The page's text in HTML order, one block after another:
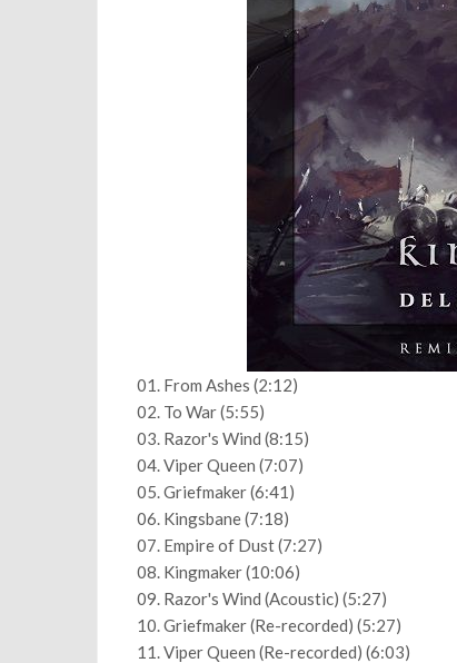
01. From Ashes (2:12)
02. To War (5:55)
03. Razor's Wind (8:15)
04. Viper Queen (7:07)
05. Griefmaker (6:41)
06. Kingsbane (7:18)
07. Empire of Dust (7:27)
08. Kingmaker (10:06)
09. Razor's Wind (Acoustic) (5:27)
10. Griefmaker (Re-recorded) (5:27)
11. Viper Queen (Re-recorded) (6:03)